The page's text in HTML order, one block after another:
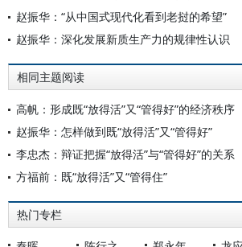
赵振华：“从中国式现代化看到老挝的希望”
赵振华：深化发展新质生产力的规律性认识
相同主题阅读
高帆：形成既“放得活”又“管得好”的经济秩序
赵振华：怎样做到既“放得活”又“管得好”
李忠杰：辩证把握“放得活”与“管得好”的关系
方福前：既“放得活”又“管得住”
热门专栏